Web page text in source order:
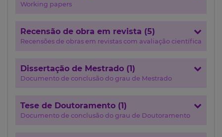
Working papers
Recensão de obra em revista (5)
Recensões de obras em revistas com avaliação científica
Dissertação de Mestrado (1)
Documento de conclusão do grau de Mestrado
Tese de Doutoramento (1)
Documento de conclusão do grau de Doutoramento